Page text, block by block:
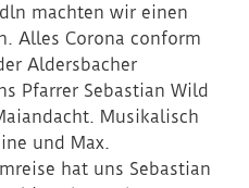
machten wir einen
Alles Corona conform
Aldersbacher
Pfarrer Sebastian Wild
Musikalisch
und Max.
hat uns Sebastian